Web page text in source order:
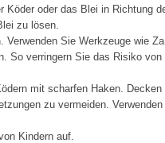
oder das Blei in Richtung
zu lösen.
Sie Werkzeuge wie
So verringern Sie das Risiko
mit scharfen Haken.
zu vermeiden.
Kindern auf.